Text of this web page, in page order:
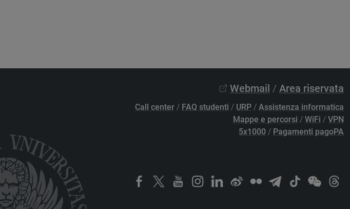
Webmail / Area riservata
Call center / FAQ studenti / URP / Assistenza informatica
Mappe e percorsi / WiFi / VPN
5x1000 / Pagamenti pagoPA